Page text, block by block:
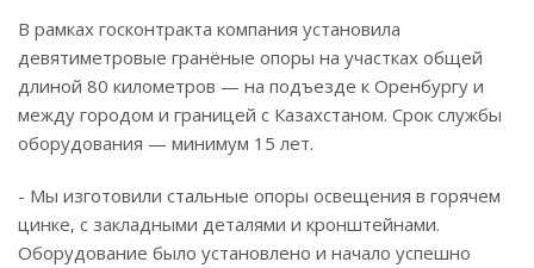
В рамках госконтракта компания установила
девятиметровые гранёные опоры на участках общей
длиной 80 километров — на подъезде к Оренбургу и
между городом и границей с Казахстаном. Срок службы
оборудования — минимум 15 лет.
- Мы изготовили стальные опоры освещения в горячем
цинке, с закладными деталями и кронштейнами.
Оборудование было установлено и начало успешно